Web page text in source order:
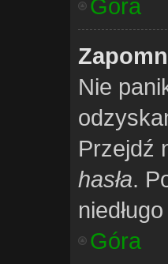
Góra
Nie
Przejdź
hasła.
Góra